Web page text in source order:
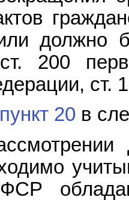
должно
200
пункт 20 в